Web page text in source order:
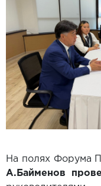
На полях Форума
А.Байменов